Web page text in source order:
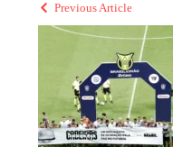
Previous Article